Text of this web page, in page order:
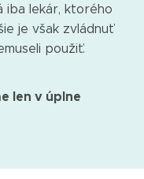
iba lekár, ktorého
je však zvládnuť
použiť.
len v úplne